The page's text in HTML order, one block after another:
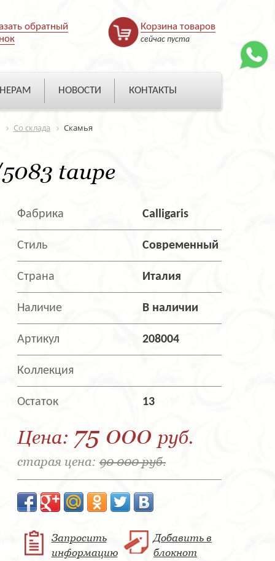
обратный
Корзина товаров
сейчас пуста
НОВОСТИ КОНТАКТЫ
Со склада Скамья
taupe
Фабрика Calligaris
Стиль Современный
Страна Италия
Наличие В наличии
Артикул 208004
Коллекция
Остаток 13
Цена: 75 000 руб.
старая цена: 90 000 руб.
Запросить
информацию
Добавить в
блокнот